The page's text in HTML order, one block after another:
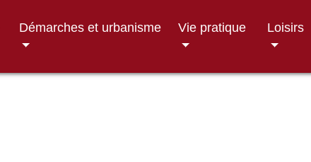
Démarches et urbanisme Vie pratique Loisirs